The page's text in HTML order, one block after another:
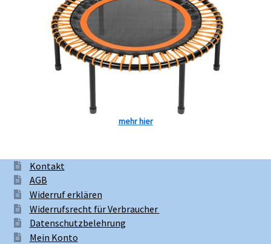
mehr hier
Kontakt
AGB
Widerruf erklären
Widerrufsrecht für Verbraucher
Datenschutzbelehrung
Mein Konto